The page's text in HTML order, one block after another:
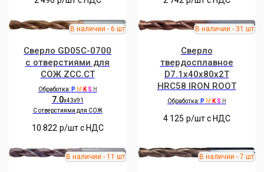
Сверло GD05C-0700
с отверстиями для
СОЖ ZCC.CT
Обработка: P M K S H
7.0x43x91
C отверстиями для СОЖ
10 822 р/шт c НДС
Сверло
твердосплавное
D7.1x40x80x2T
HRC58 IRON ROOT
Обработка: P M K S H
4 125 р/шт c НДС